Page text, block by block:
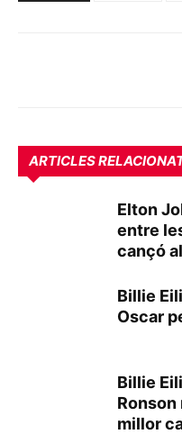
ARTICLES
Elton
entre
cançó
Billie
Oscar
Billie
Ronson
millor